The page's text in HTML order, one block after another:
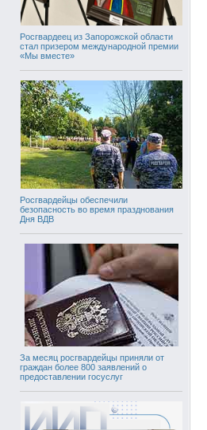
Росгвардеец из Запорожской области
стал призером международной премии
«Мы вместе»
Росгвардейцы обеспечили
безопасность во время празднования
Дня ВДВ
За месяц росгвардейцы приняли от
граждан более 800 заявлений о
предоставлении госуслуг